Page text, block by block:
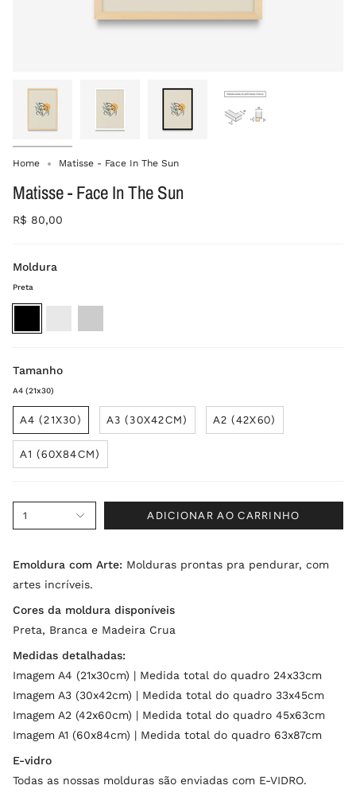
Home Matisse - Face In The Sun
Matisse - Face In The Sun
R$ 80,00
Moldura
Preta
Tamanho
A4 (21x30)
A4 (21X30) A3 (30X42CM) A2 (42X60)
A1 (60X84CM)
1 ADICIONAR AO CARRINHO
Emoldura com Arte: Molduras prontas pra pendurar, com
artes incríveis.
Cores da moldura disponíveis
Preta, Branca e Madeira Crua
Medidas detalhadas:
Imagem A4 (21x30cm) | Medida total do quadro 24x33cm
Imagem A3 (30x42cm) | Medida total do quadro 33x45cm
Imagem A2 (42x60cm) | Medida total do quadro 45x63cm
Imagem A1 (60x84cm) | Medida total do quadro 63x87cm
E-vidro
Todas as nossas molduras são enviadas com E-VIDRO.